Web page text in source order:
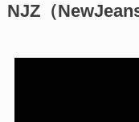
NJZ（